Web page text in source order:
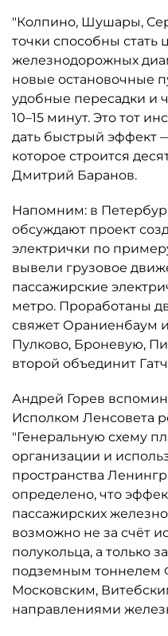
"Колпино, Шушары,
точки способны стать
железнодорожных
новые остановочные
удобные пересадки и
10–15 минут. Это тот
дать быстрый эффект
которое строится
Дмитрий Баранов.
Напомним: в
обсуждают проект
электрички по
вывели грузовое
пассажирские
метро. Проработаны
свяжет Ораниенбаум
Пулково, Броневую,
второй объединит
Андрей Горев
Исполком Ленсовета
"Генеральную схему
организации и
пространства
определено, что
пассажирских
возможно не за счёт
полукольца, а только
подземным тоннелем
Московским,
направлениями